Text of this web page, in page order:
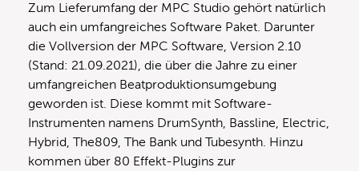
Zum Lieferumfang der MPC Studio gehört natürlich
auch ein umfangreiches Software Paket. Darunter
die Vollversion der MPC Software, Version 2.10
(Stand: 21.09.2021), die über die Jahre zu einer
umfangreichen Beatproduktionsumgebung
geworden ist. Diese kommt mit Software-
Instrumenten namens DrumSynth, Bassline, Electric,
Hybrid, The809, The Bank und Tubesynth. Hinzu
kommen über 80 Effekt-Plugins zur